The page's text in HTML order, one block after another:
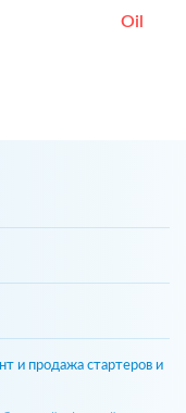
Oil
и продажа стартеров и